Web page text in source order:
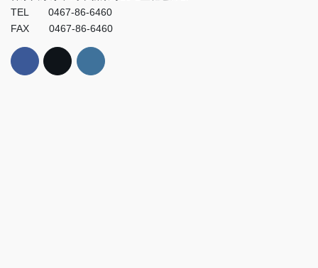
TEL 0467-86-6460
FAX 0467-86-6460